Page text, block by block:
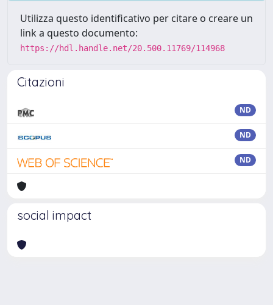
Utilizza questo identificativo per citare o creare un
link a questo documento:
https://hdl.handle.net/20.500.11769/114968
Citazioni
ND
ND
ND
social impact